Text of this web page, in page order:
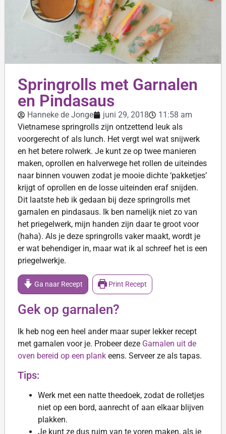
Springrolls met Garnalen
en Pindasaus
Hanneke de Jonge juni 29, 2018
11:58 am
Vietnamese springrolls zijn ontzettend leuk als
voorgerecht of als lunch. Het vergt wel wat snijwerk
en het betere rolwerk. Je kunt ze op twee manieren
maken, oprollen en halverwege het rollen de uiteindes
naar binnen vouwen zodat je mooie dichte ‘pakketjes’
krijgt of oprollen en de losse uiteinden eraf snijden.
Dit laatste heb ik gedaan bij deze springrolls met
garnalen en pindasaus. Ik ben namelijk niet zo van
het priegelwerk, mijn handen zijn daar te groot voor
(haha). Als je deze springrolls vaker maakt, wordt je
er wat behendiger in, maar wat ik al schreef het is een
priegelwerkje.
Ga naar Recept Print Recept
Gek op garnalen?
Ik heb nog een heel ander maar super lekker recept
met garnalen voor je. Probeer deze Garnalen uit de
oven bereid op een plank eens. Serveer ze als tapas.
Tips:
Werk met een natte theedoek, zodat de rolletjes
niet op een bord, aanrecht of aan elkaar blijven
plakken.
Je kunt ze dus ruim van te voren maken, als je